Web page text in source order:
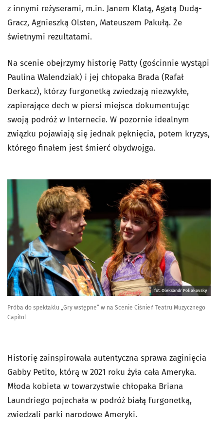
z innymi reżyserami, m.in. Janem Klatą, Agatą Dudą-
Gracz, Agnieszką Olsten, Mateuszem Pakułą. Ze
świetnymi rezultatami.
Na scenie obejrzymy historię Patty (gościnnie wystąpi
Paulina Walendziak) i jej chłopaka Brada (Rafał
Derkacz), którzy furgonetką zwiedzają niezwykłe,
zapierające dech w piersi miejsca dokumentując
swoją podróż w Internecie. W pozornie idealnym
związku pojawiają się jednak pęknięcia, potem kryzys,
którego finałem jest śmierć obydwojga.
fot. Oleksandr Poliakovsky
Próba do spektaklu „Gry wstępne” w na Scenie Ciśnień Teatru Muzycznego
Capitol
Historię zainspirowała autentyczna sprawa zaginięcia
Gabby Petito, którą w 2021 roku żyła cała Ameryka.
Młoda kobieta w towarzystwie chłopaka Briana
Laundriego pojechała w podróż białą furgonetką,
zwiedzali parki narodowe Ameryki.